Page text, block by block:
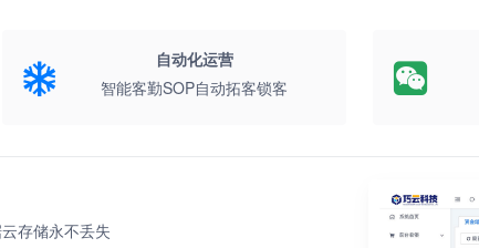
自动化运营
智能客勤SOP自动拓客锁客
存储永不丢失